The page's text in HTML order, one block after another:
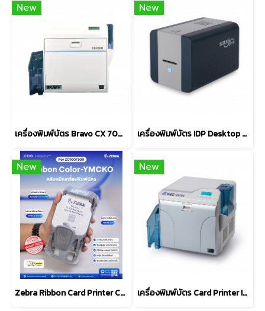
New
เครื่องพิมพ์บัตร Bravo CX 7000 / CX 7600 ID Card Printers
New
เครื่องพิมพ์บัตร IDP Desktop Card Printer Solid-210
New
Zebra Ribbon Card Printer Color-YMCKO For ZC100/ZC300 Series
New
เครื่องพิมพ์บัตร Card Printer IDP WISE CXD80S / CXD80D